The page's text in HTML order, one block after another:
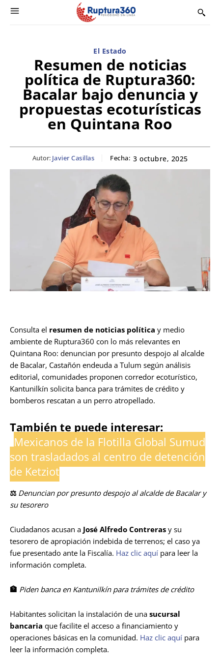
El Estado
Resumen de noticias
política de Ruptura360:
Bacalar bajo denuncia y
propuestas ecoturísticas
en Quintana Roo
Autor: Javier Casillas Fecha: 3 octubre, 2025
Consulta el resumen de noticias política y medio
ambiente de Ruptura360 con lo más relevantes en
Quintana Roo: denuncian por presunto despojo al alcalde
de Bacalar, Castañón endeuda a Tulum según análisis
editorial, comunidades proponen corredor ecoturístico,
Kantunilkín solicita banca para trámites de crédito y
bomberos rescatan a un perro atropellado.
También te puede interesar:
Mexicanos de la Flotilla Global Sumud
son trasladados al centro de detención
de Ketziot
⚖️ Denuncian por presunto despojo al alcalde de Bacalar y
su tesorero
Ciudadanos acusan a José Alfredo Contreras y su
tesorero de apropiación indebida de terrenos; el caso ya
fue presentado ante la Fiscalía. Haz clic aquí para leer la
información completa.
🏦 Piden banca en Kantunilkín para trámites de crédito
Habitantes solicitan la instalación de una sucursal
bancaria que facilite el acceso a financiamiento y
operaciones básicas en la comunidad. Haz clic aquí para
leer la información completa.